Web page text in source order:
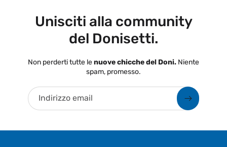
Unisciti alla community
del Donisetti.
Non perderti tutte lenuove chicche del Doni. Niente
spam, promesso.
Indirizzo email